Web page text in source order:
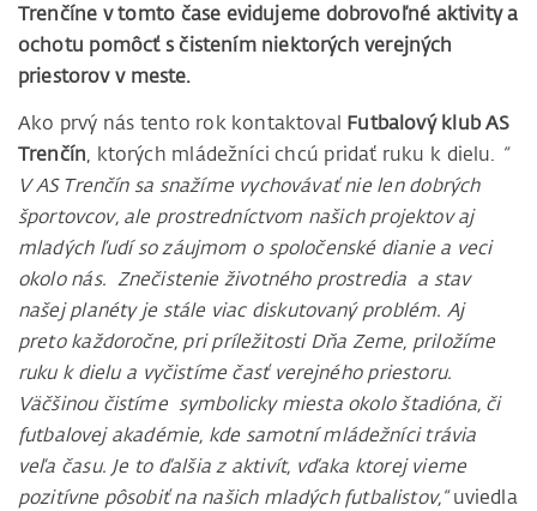
Trenčíne v tomto čase evidujeme dobrovoľné aktivity a
ochotu pomôcť s čistením niektorých verejných
priestorov v meste.
Ako prvý nás tento rok kontaktoval Futbalový klub AS
Trenčín, ktorých mládežníci chcú pridať ruku k dielu. “
V AS Trenčín sa snažíme vychovávať nie len dobrých
športovcov, ale prostredníctvom našich projektov aj
mladých ľudí so záujmom o spoločenské dianie a veci
okolo nás. Znečistenie životného prostredia a stav
našej planéty je stále viac diskutovaný problém. Aj
preto každoročne, pri príležitosti Dňa Zeme, priložíme
ruku k dielu a vyčistíme časť verejného priestoru.
Väčšinou čistíme symbolicky miesta okolo štadióna, či
futbalovej akadémie, kde samotní mládežníci trávia
veľa času. Je to ďalšia z aktivít, vďaka ktorej vieme
pozitívne pôsobiť na našich mladých futbalistov,“uviedla